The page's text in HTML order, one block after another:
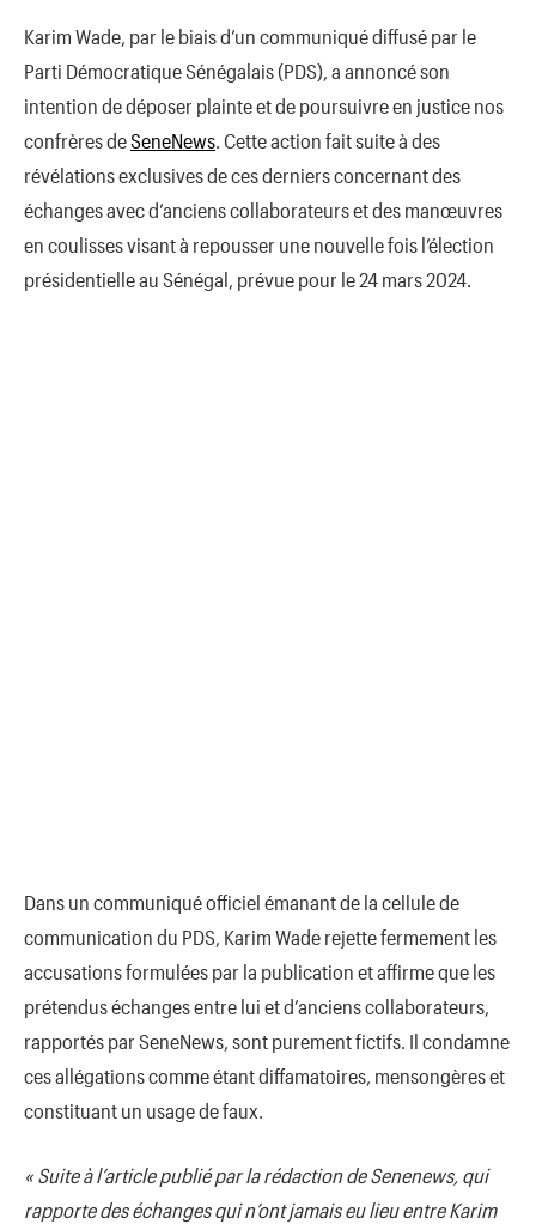
Karim Wade, par le biais d’un communiqué diffusé par le
Parti Démocratique Sénégalais (PDS), a annoncé son
intention de déposer plainte et de poursuivre en justice nos
confrères deSeneNews. Cette action fait suite à des
révélations exclusives de ces derniers concernant des
échanges avec d’anciens collaborateurs et des manœuvres
en coulisses visant à repousser une nouvelle fois l’élection
présidentielle au Sénégal, prévue pour le 24 mars 2024.
Dans un communiqué officiel émanant de la cellule de
communication du PDS, Karim Wade rejette fermement les
accusations formulées par la publication et affirme que les
prétendus échanges entre lui et d’anciens collaborateurs,
rapportés par SeneNews, sont purement fictifs. Il condamne
ces allégations comme étant diffamatoires, mensongères et
constituant un usage de faux.
« Suite à l’article publié par la rédaction de Senenews, qui
rapporte des échanges qui n’ont jamais eu lieu entre Karim